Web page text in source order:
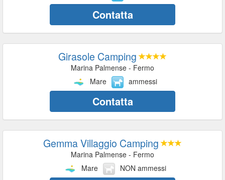
Contatta
Girasole Camping
Marina Palmense - Fermo
Mare
ammessi
Contatta
Gemma Villaggio Camping
Marina Palmense - Fermo
Mare
NON ammessi